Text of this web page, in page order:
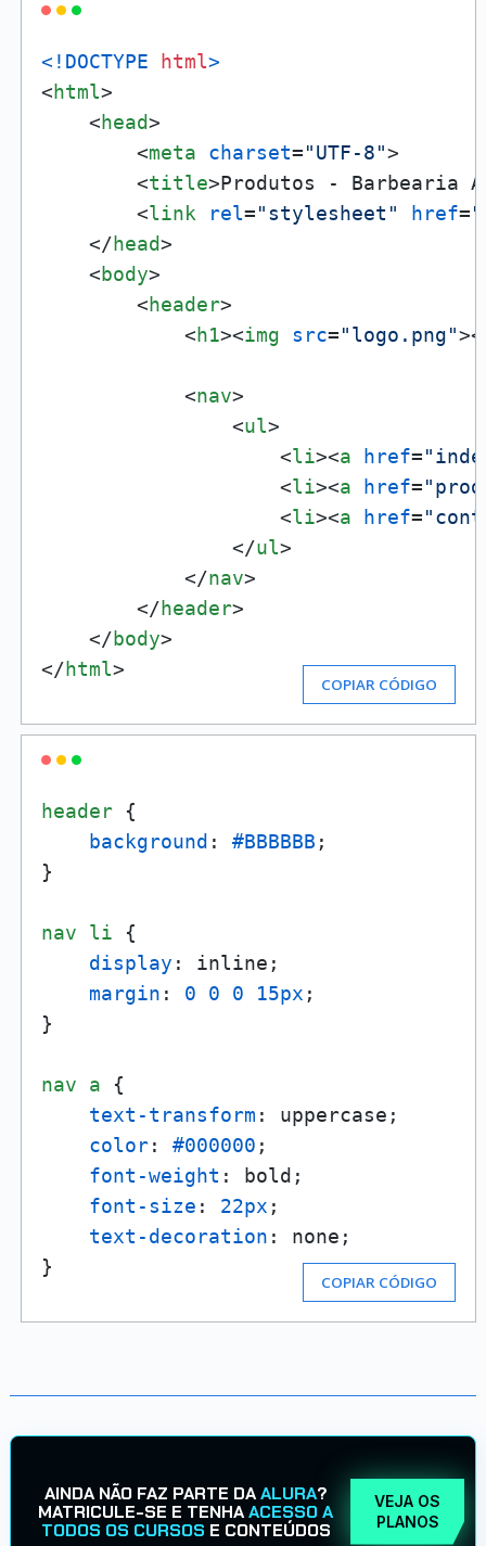
<!DOCTYPE html>
<html>
<head>
<meta charset="UTF-8">
<title>Produtos - Barbearia
<link rel="stylesheet" href=
</head>
<body>
<header>
<h1><img src="logo.png">
<nav>
<ul>
<li><a href=
<li><a href=
<li><a href=
</ul>
</nav>
</header>
</body>
</html>
COPIAR CÓDIGO
header {
background : #BBBBBB ;
}
nav li {
display : inline;
margin : 0 0 0 15px ;
}
nav a {
text-transform : uppercase;
color: #000000 ;
font-weight : bold;
font-size : 22px ;
text-decoration : none;
}
COPIAR CÓDIGO
AINDA NÃO FAZ PARTE DAALURA?
MATRICULE-SE E TENHAACESSO A
TODOS OS CURSOS E CONTEÚDOS
VEJA OS
PLANOS